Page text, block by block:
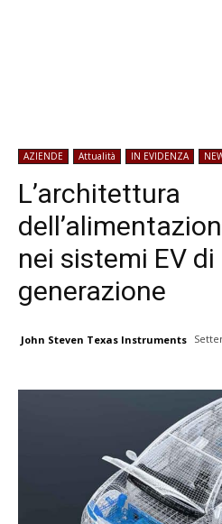
AZIENDE Attualità IN EVIDENZA
L’architettura
nei sistemi EV
generazione
John Steven Texas Instruments